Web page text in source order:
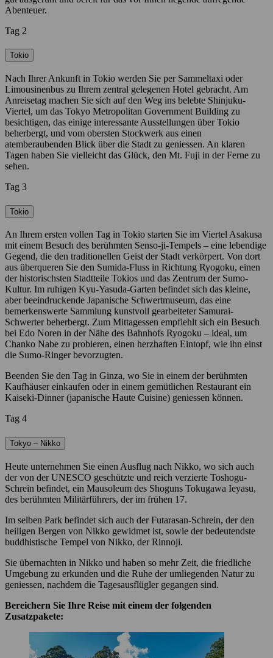
Abenteuer.
Tag 2
Tokio
Nach Ihrer Ankunft in Tokio werden Sie per Sammeltaxi oder
Limousinenbus zu Ihrem zentral gelegenen Hotel gebracht. Am
Anreisetag machen Sie sich auf den Weg ins belebte Shinjuku-
Viertel, um das Tokyo Metropolitan Government Building zu
besichtigen, das einige interessante Ausstellungen über Tokio
beherbergt, und vom obersten Stockwerk aus einen
atemberaubenden Blick über die Stadt zu geniessen. An klaren
Tagen haben Sie vielleicht das Glück, den Mt. Fuji in der Ferne zu
sehen.
Tag 3
Tokio
An Ihrem ersten vollen Tag in Tokio starten Sie im Viertel Asakusa
mit einem Besuch des berühmten Senso-ji-Tempels – eine lebendige
Gegend, die den traditionellen Geist der Stadt verkörpert. Von dort
aus überqueren Sie den Sumida-Fluss in Richtung Ryogoku, einen
der historischsten Stadtteile Tokios und das Zentrum der Sumo-
Kultur. Im ruhigen Kyu-Yasuda-Garten befindet sich das kleine,
aber beeindruckende Japanische Schwertmuseum, das eine
bemerkenswerte Sammlung kunstvoll gearbeiteter Samurai-
Schwerter beherbergt. Zum Mittagessen empfiehlt sich ein Besuch
bei Edo Noren in der Nähe des Bahnhofs Ryogoku – ideal, um
Chanko Nabe zu probieren, einen herzhaften Eintopf, wie ihn einst
die Sumo-Ringer bevorzugten.
Beenden Sie den Tag in Ginza, wo Sie in einem der berühmten
Kaufhäuser einkaufen oder in einem gemütlichen Restaurant ein
Kaiseki-Dinner (japanische Haute Cuisine) geniessen können.
Tag 4
Tokyo – Nikko
Heute unternehmen Sie einen Ausflug nach Nikko, wo sich auch
der von der UNESCO geschützte und reich verzierte Toshogu-
Schrein befindet, ein Mausoleum des Shoguns Tokugawa Ieyasu,
des berühmten Militärführers, der im frühen 17.
Im selben Park befindet sich auch der Futarasan-Schrein, der den
heiligen Bergen von Nikko gewidmet ist, sowie der bedeutendste
buddhistische Tempel von Nikko, der Rinnoji.
Sie übernachten in Nikko und haben so mehr Zeit, die friedliche
Umgebung zu erkunden und die Ruhe der umliegenden Natur zu
geniessen, nachdem die Tagesausflügler gegangen sind.
Bereichern Sie Ihre Reise mit einem der folgenden
Zusatzpakete: